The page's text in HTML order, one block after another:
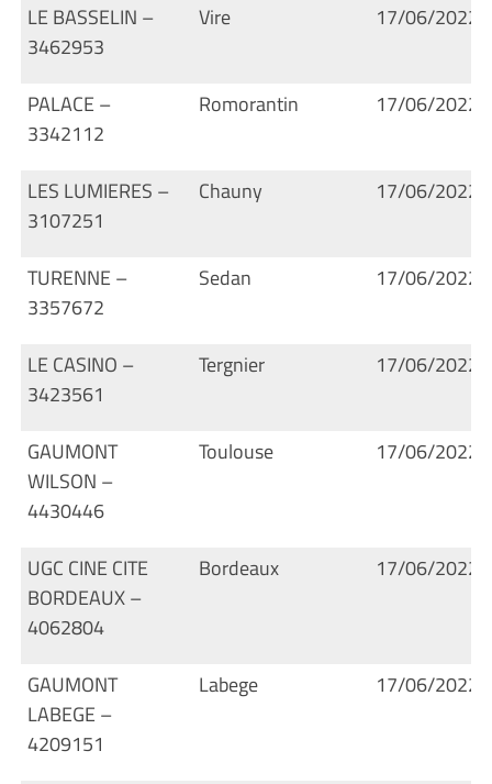
LE BASSELIN –
3462953
Vire 17/06/2022
PALACE –
3342112
Romorantin 17/06/2022
LES LUMIERES –
3107251
Chauny 17/06/2022
TURENNE –
3357672
Sedan 17/06/2022
LE CASINO –
3423561
Tergnier 17/06/2022
GAUMONT
WILSON –
4430446
Toulouse 17/06/2022
UGC CINE CITE
BORDEAUX –
4062804
Bordeaux 17/06/2022
GAUMONT
LABEGE –
4209151
Labege 17/06/2022